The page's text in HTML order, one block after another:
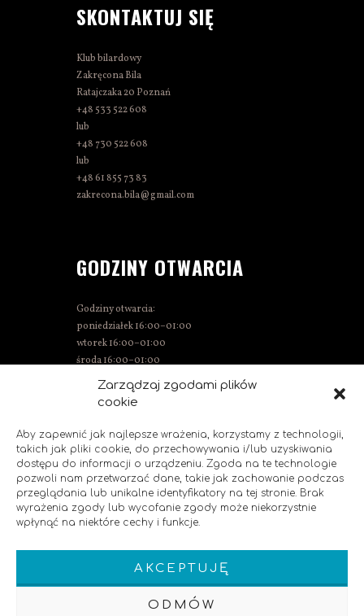
Zarządzaj zgodami plików
cookie
Aby zapewnić jak najlepsze wrażenia, korzystamy z technologii,
takich jak pliki cookie, do przechowywania i/lub uzyskiwania
dostępu do informacji o urządzeniu. Zgoda na te technologie
pozwoli nam przetwarzać dane, takie jak zachowanie podczas
przeglądania lub unikalne identyfikatory na tej stronie. Brak
wyrażenia zgody lub wycofanie zgody może niekorzystnie
wpłynąć na niektóre cechy i funkcje.
AKCEPTUJĘ
ODMÓW
SKONTAKTUJ SIĘ
Klub bilardowy
Zakręcona Bila
Ratajczaka 20 Poznań
+48 533 522 608
lub
+48 730 522 608
lub
+48 61 855 73 83
zakrecona.bila@gmail.com
GODZINY OTWARCIA
Godziny otwarcia:
poniedziałek 16:00–01:00
wtorek 16:00–01:00
środa 16:00–01:00
czwartek 15:00–01:00
piątek 15:00–02:00
niedziela 14:00–00:00
SOCIAL MEDIA